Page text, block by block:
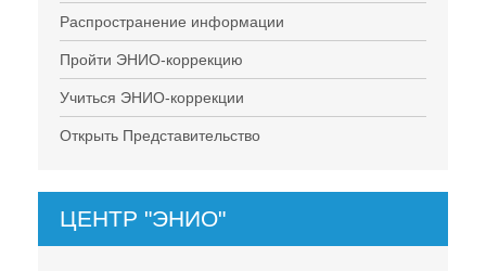
Распространение информации
Пройти ЭНИО-коррекцию
Учиться ЭНИО-коррекции
Открыть Представительство
ЦЕНТР "ЭНИО"